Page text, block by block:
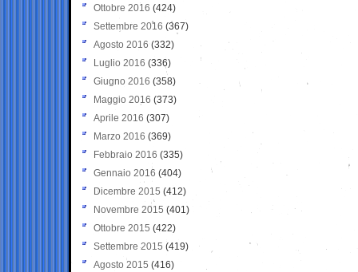
Ottobre 2016 (424)
Settembre 2016 (367)
Agosto 2016 (332)
Luglio 2016 (336)
Giugno 2016 (358)
Maggio 2016 (373)
Aprile 2016 (307)
Marzo 2016 (369)
Febbraio 2016 (335)
Gennaio 2016 (404)
Dicembre 2015 (412)
Novembre 2015 (401)
Ottobre 2015 (422)
Settembre 2015 (419)
Agosto 2015 (416)